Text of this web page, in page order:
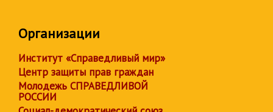
Организации
Институт «Справедливый мир»
Центр защиты прав граждан
Молодежь СПРАВЕДЛИВОЙ
РОССИИ